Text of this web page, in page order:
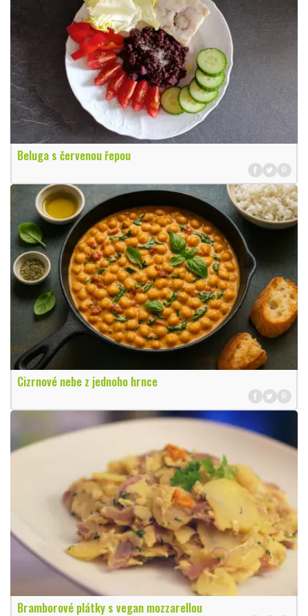
Beluga s červenou řepou
Cizrnové nebe z jednoho hrnce
Bramborové plátky s vegan mozzarellou